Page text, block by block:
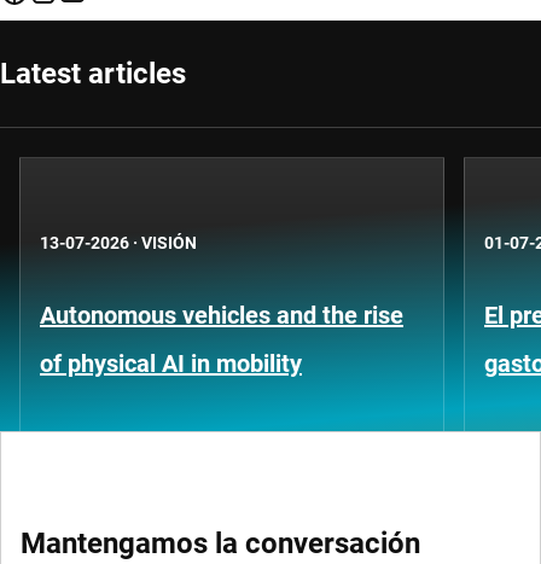
Latest articles
13-07-2026 · VISIÓN
Autonomous vehicles and the rise
of physical AI in mobility
01-07-
El
Mantengamos la conversación